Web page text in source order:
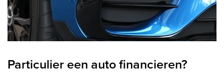
Particulier een auto financieren?